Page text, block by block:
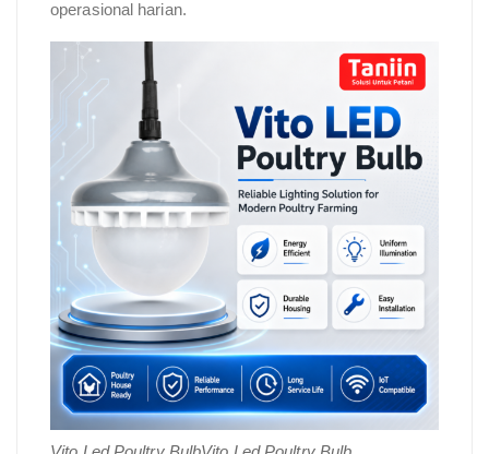
operasional harian.